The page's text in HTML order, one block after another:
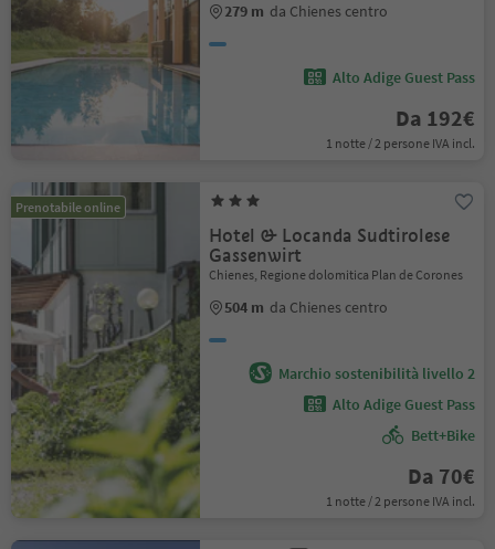
279 m da Chienes centro
Alto Adige Guest Pass
Da 192€
1 notte / 2 persone IVA incl.
Prenotabile online
Hotel & Locanda Sudtirolese
Gassenwirt
Chienes, Regione dolomitica Plan de Corones
504 m da Chienes centro
Marchio sostenibilità livello 2
Alto Adige Guest Pass
Bett+Bike
Da 70€
1 notte / 2 persone IVA incl.